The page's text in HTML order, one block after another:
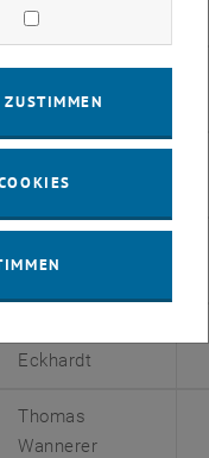
externe URL in einem
externe URL in
Viktor Zeh
externe URL in
Schwenninger
URL in einem
Widder
externe URL in einem
Eckhardt
externe URL in
Thomas
Wannerer
Cookies zulassen